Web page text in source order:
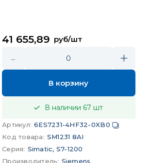
41 655,89 руб/шт
- 0 +
В корзину
В наличии 67 шт
Артикул: 6ES7231-4HF32-0XB0
Код товара: SM1231 8AI
Серия: Simatic, S7-1200
Производитель: Siemens